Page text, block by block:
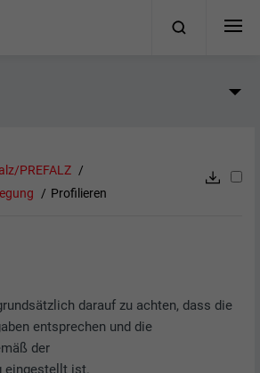
PREFALZ
Profilieren
darauf zu achten, dass die
entsprechen und die
der